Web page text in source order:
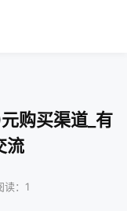
购买渠道_有
流
：1